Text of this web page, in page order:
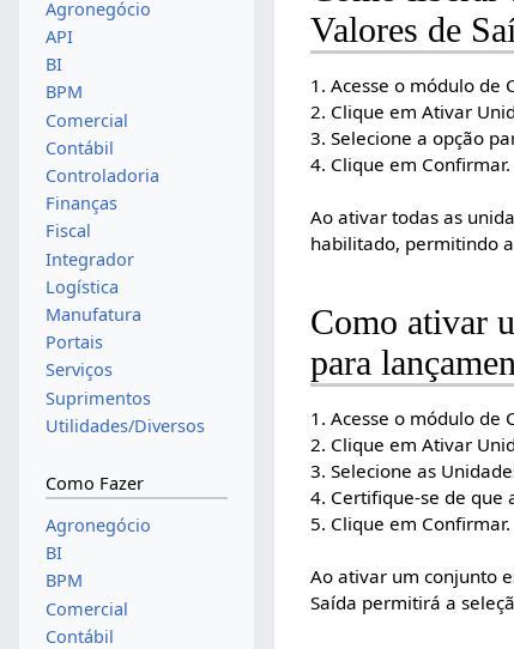
Valores de
1. Acesse o módulo de
2. Clique em Ativar
3. Selecione a opção
4. Clique em Confirmar.
Ao ativar todas as
habilitado, permitindo
Como ativar
para
1. Acesse o módulo de
2. Clique em Ativar
3. Selecione as
4. Certifique-se de que
5. Clique em Confirmar.
Ao ativar um conjunto
Saída permitirá a
Agronegócio
API
BI
BPM
Comercial
Contábil
Controladoria
Finanças
Fiscal
Integrador
Logística
Manufatura
Portais
Serviços
Suprimentos
Utilidades/Diversos
Como Fazer
Agronegócio
BI
BPM
Comercial
Contábil